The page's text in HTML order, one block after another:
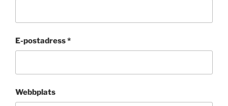
E-postadress*
Webbplats